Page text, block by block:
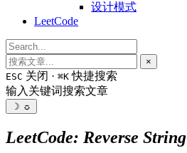
设计模式
LeetCode
×
ESC 关闭 · ⌘K 快捷搜索
输入关键词搜索文章
☽ ☼
LeetCode: Reverse String